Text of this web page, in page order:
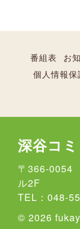
番組表 お
個人情報保
深谷コ
〒366-0054
ル2F
TEL：048-
© 2026